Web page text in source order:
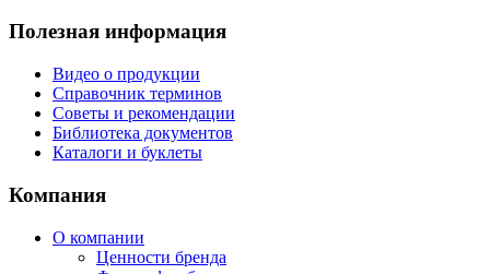
Полезная информация
Видео о продукции
Справочник терминов
Советы и рекомендации
Библиотека документов
Каталоги и буклеты
Компания
О компании
Ценности бренда